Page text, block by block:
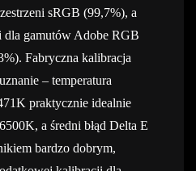
sRGB (99,7%), a
gamutów Adobe RGB
Fabryczna kalibracja
– temperatura
praktycznie idealnie
a średni błąd Delta E
bardzo dobrym,